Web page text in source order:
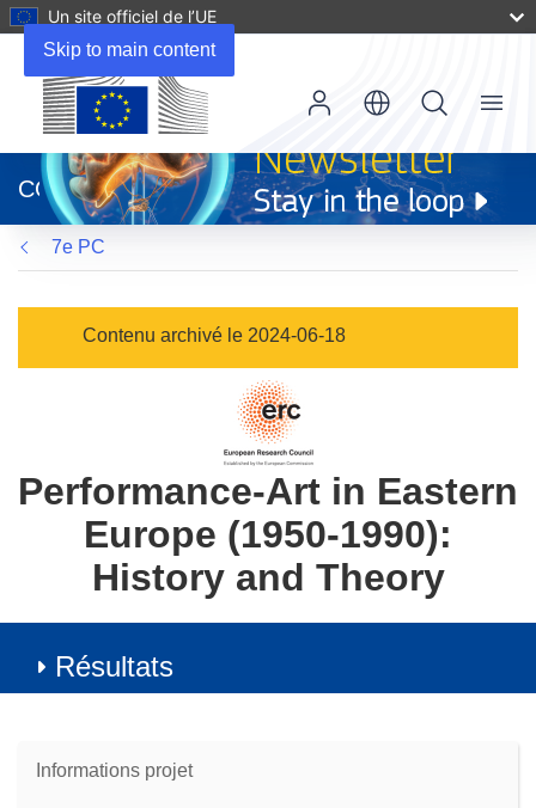
Skip to main content
Un site officiel de l’UE
dans
une
nouvelle
fenêtre)
CORDIS
Menu
7e PC
Contenu archivé le 2024-06-18
Performance-Art in Eastern
Europe (1950-1990):
History and Theory
Résultats
Informations projet